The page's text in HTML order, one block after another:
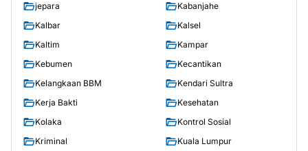
jepara
Kabanjahe
Kalbar
Kalsel
Kaltim
Kampar
Kebumen
Kecantikan
Kelangkaan BBM
Kendari Sultra
Kerja Bakti
Kesehatan
Kolaka
Kontrol Sosial
Kriminal
Kuala Lumpur